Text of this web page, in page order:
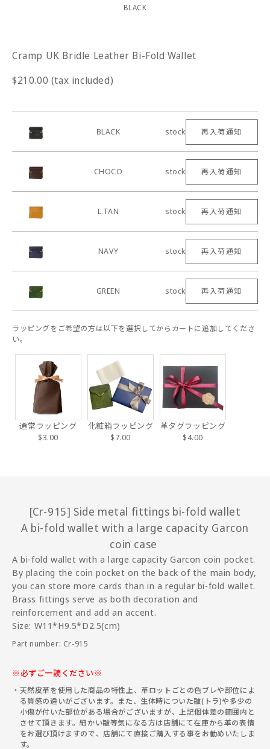
BLACK
Cramp UK Bridle Leather Bi-Fold Wallet
$210.00 (tax included)
BLACK stock 再入荷通知
CHOCO stock 再入荷通知
L.TAN stock 再入荷通知
NAVY stock 再入荷通知
GREEN stock 再入荷通知
ラッピングをご希望の方は以下を選択してからカートに追加してくださ
い。
通常ラッピング
$3.00
化粧箱ラッピング
$7.00
革タグラッピング
$4.00
[Cr-915] Side metal fittings bi-fold wallet
A bi-fold wallet with a large capacity Garcon
coin case
A bi-fold wallet with a large capacity Garcon coin pocket.
By placing the coin pocket on the back of the main body,
you can store more cards than in a regular bi-fold wallet.
Brass fittings serve as both decoration and
reinforcement and add an accent.
Size: W11*H9.5*D2.5(cm)
Part number: Cr-915
※必ずご一読ください※
天然皮革を使用した商品の特性上、革ロットごとの色ブレや部位によ
る質感の違いがございます。また、生体時についた皺(トラ)や多少の
小傷が付いた部位がある場合がございますが、上記個体差の範囲内と
させて頂きます。細かい皺等気になる方は店舗にて在庫から革の表情
をお選び頂けますので、店舗にて直接ご購入する事をお勧めいたしま
す。